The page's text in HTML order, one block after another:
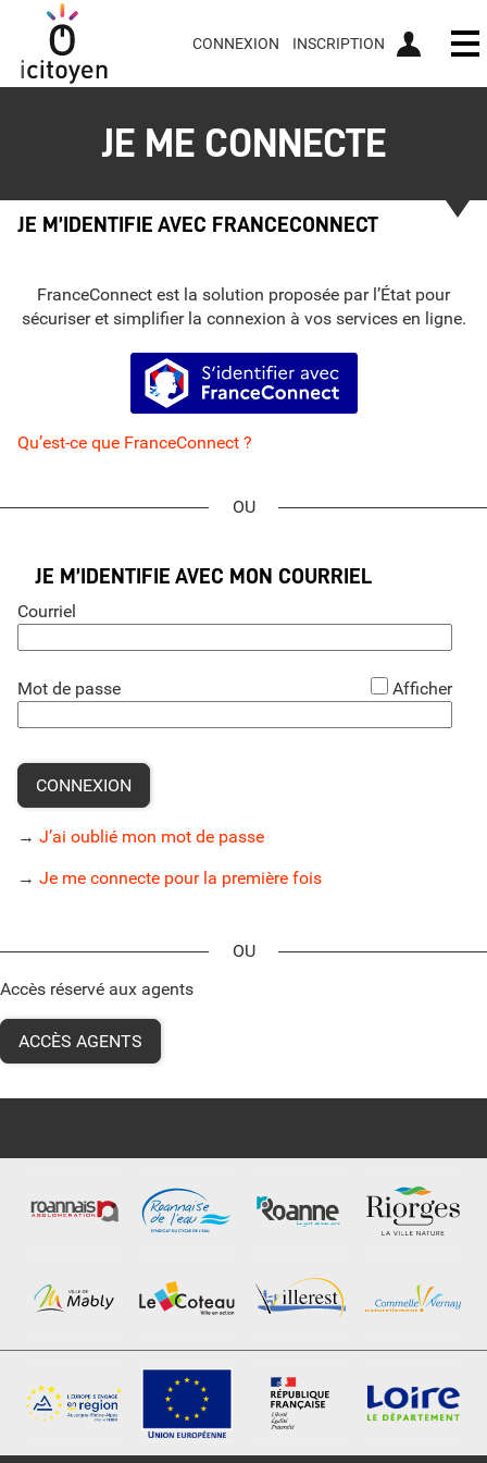
CONNEXION INSCRIPTION
JE ME CONNECTE
JE M’IDENTIFIE AVEC FRANCECONNECT
FranceConnect est la solution proposée par l’État pour
sécuriser et simplifier la connexion à vos services en ligne.
S’identifier avec FranceConnect
Qu’est-ce que FranceConnect ?
JE M’IDENTIFIE AVEC MON COURRIEL
Courriel
Mot de passe Afficher
CONNEXION
→ J’ai oublié mon mot de passe
→ Je me connecte pour la première fois
Accès réservé aux agents
ACCÈS AGENTS